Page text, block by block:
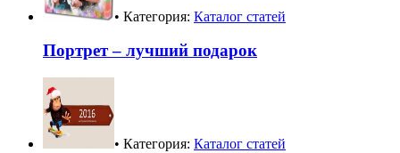
• Категория: Каталог статей
Портрет – лучший подарок
• Категория: Каталог статей